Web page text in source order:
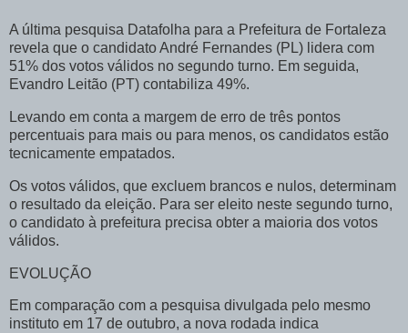
A última pesquisa Datafolha para a Prefeitura de Fortaleza
revela que o candidato André Fernandes (PL) lidera com
51% dos votos válidos no segundo turno. Em seguida,
Evandro Leitão (PT) contabiliza 49%.
Levando em conta a margem de erro de três pontos
percentuais para mais ou para menos, os candidatos estão
tecnicamente empatados.
Os votos válidos, que excluem brancos e nulos, determinam
o resultado da eleição. Para ser eleito neste segundo turno,
o candidato à prefeitura precisa obter a maioria dos votos
válidos.
EVOLUÇÃO
Em comparação com a pesquisa divulgada pelo mesmo
instituto em 17 de outubro, a nova rodada indica